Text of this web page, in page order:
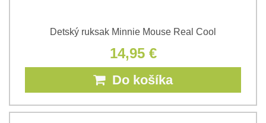
Detský ruksak Minnie Mouse Real Cool
14,95 €
Do košíka